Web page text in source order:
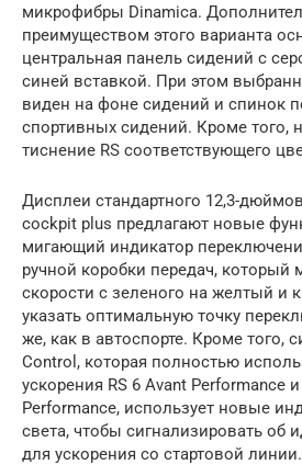
микрофибры Dinamica.
преимуществом этого варианта
центральная панель сидений с
синей вставкой. При этом
виден на фоне сидений и спинок
спортивных сидений. Кроме того,
тиснение RS соответствующего
Дисплеи стандартного 12,3-
cockpit plus предлагают новые
мигающий индикатор
ручной коробки передач, который
скорости с зеленого на желтый и
указать оптимальную точку
же, как в автоспорте. Кроме того,
Control, которая полностью
ускорения RS 6 Avant Performance
Performance, использует новые
света, чтобы сигнализировать об
для ускорения со стартовой линии.